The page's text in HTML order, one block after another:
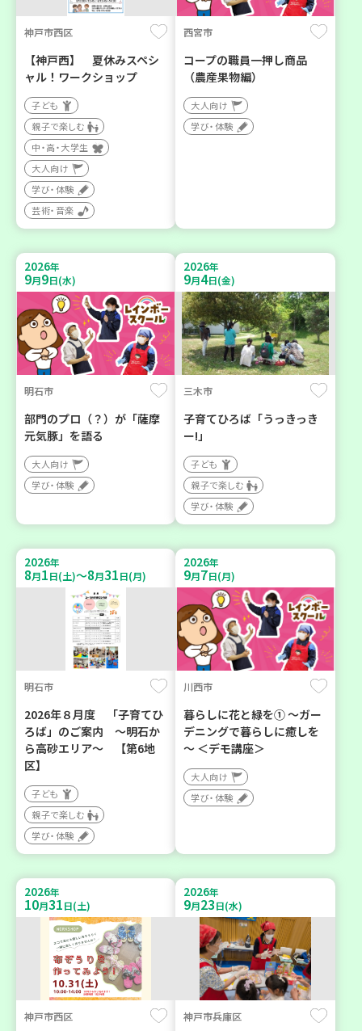
神戸市西区
【神戸西】 夏休みスペシ
ャル！ワークショップ
子ども
親子で楽しむ
中・高・大学生
大人向け
学び・体験
芸術・音楽
西宮市
コープの職員一押し商品
（農産果物編）
大人向け
学び・体験
2026年
9月9日(水)
明石市
部門のプロ（？）が「薩摩
元気豚」を語る
大人向け
学び・体験
2026年
9月4日(金)
三木市
子育てひろば「うっきっき
ー!」
子ども
親子で楽しむ
学び・体験
2026年
8月1日(土)～8月31日(月)
明石市
2026年８月度 「子育てひ
ろば」のご案内 ～明石か
ら高砂エリア～ 【第6地
区】
子ども
親子で楽しむ
学び・体験
2026年
9月7日(月)
川西市
暮らしに花と緑を① ～ガー
デニングで暮らしに癒しを
～ ＜デモ講座＞
大人向け
学び・体験
2026年
10月31日(土)
神戸市西区
2026年
9月23日(水)
神戸市兵庫区